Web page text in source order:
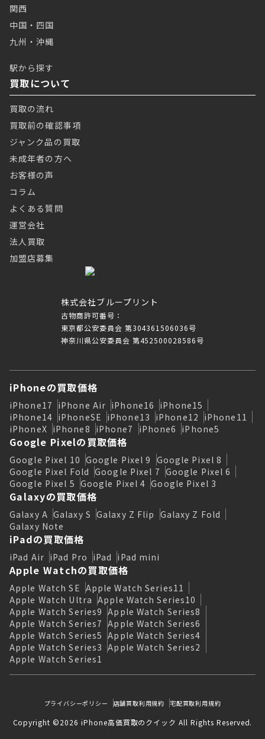
株式会社ブループリント
古物商許可番号：
東京都公安委員会 第304361506036号
神奈川県公安委員会 第452500028586号
関西
中国・四国
九州・沖縄
駅から探す
買取について
買取の流れ
買取前の確認事項
ジャンク品の買取
未成年者の方へ
お客様の声
コラム
よくある質問
運営会社
法人買取
加盟店募集
iPhoneの買取価格
iPhone17 iPhone Air iPhone16 iPhone15
iPhone14 iPhoneSE iPhone13 iPhone12 iPhone11
iPhoneX iPhone8 iPhone7 iPhone6 iPhone5
Google Pixelの買取価格
Google Pixel 10 Google Pixel 9 Google Pixel 8
Google Pixel Fold Google Pixel 7 Google Pixel 6
Google Pixel 5 Google Pixel 4 Google Pixel 3
Galaxyの買取価格
Galaxy A Galaxy S Galaxy Z Flip Galaxy Z Fold
Galaxy Note
iPadの買取価格
iPad Air iPad Pro iPad iPad mini
Apple Watchの買取価格
Apple Watch SE Apple Watch Series11
Apple Watch Ultra Apple Watch Series10
Apple Watch Series9 Apple Watch Series8
Apple Watch Series7 Apple Watch Series6
Apple Watch Series5 Apple Watch Series4
Apple Watch Series3 Apple Watch Series2
Apple Watch Series1
プライバシーポリシー 店舗買取利用規約 宅配買取利用規約
Copyright ©2026 iPhone高価買取のクイック All Rights Reserved.